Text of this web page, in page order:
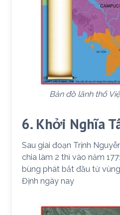
Bản đồ lãnh thổ
6. Khởi Nghĩa
Sau giai đoạn Trịnh
chia làm 2 thì vào năm
bùng phát bắt đầu từ
Định ngày nay